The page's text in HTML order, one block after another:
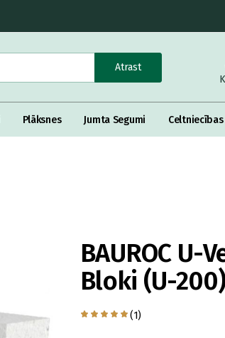
Atrast
Plāksnes Jumta Segumi Celtniecības
BAUROC U-
Bloki (U-
(1)